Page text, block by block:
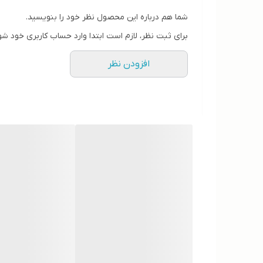
شما هم درباره این محصول نظر خود را بنویسید.
برای ثبت نظر، لازم است ابتدا وارد حساب کاربری خود
افزودن نظر